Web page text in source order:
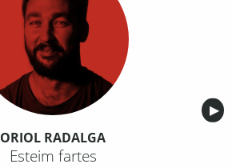
▶︎
ORIOL RADALGA
Esteim fartes